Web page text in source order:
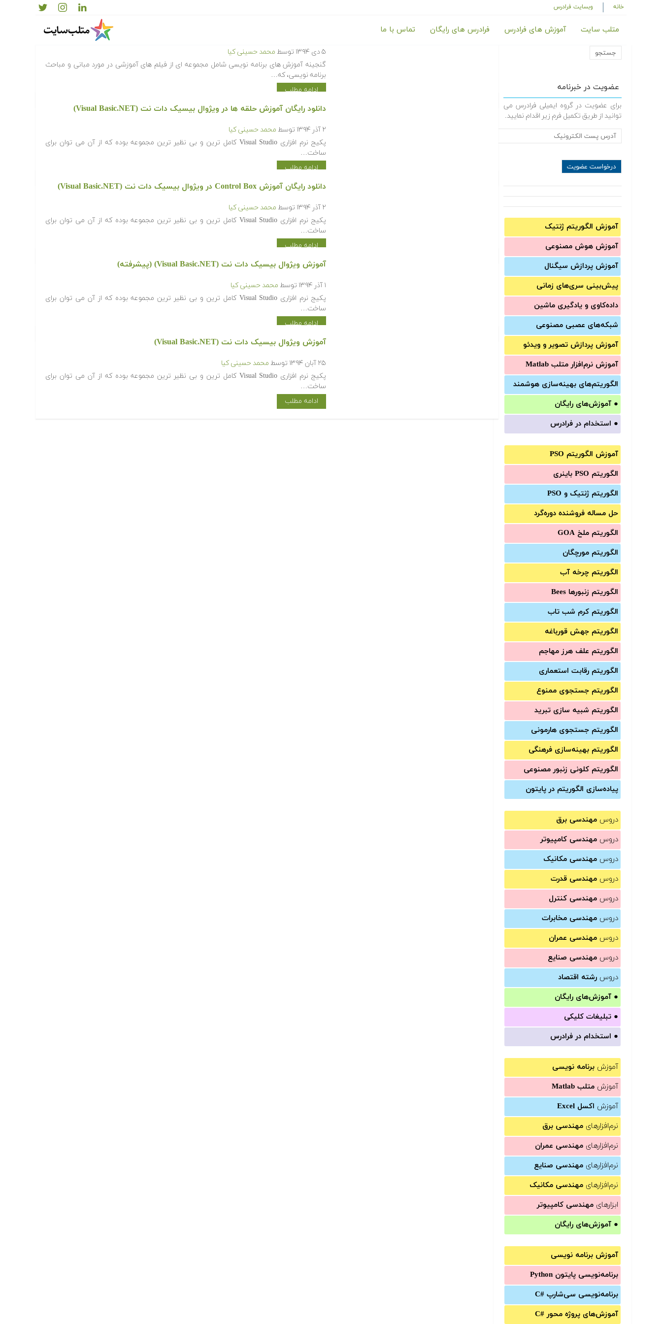
خانه وبسایت فرادرس
متلب سایت آموزش های فرادرس فرادرس های رایگان تماس با ما
عضویت در خبرنامه
برای عضویت در گروه ایمیلی فرادرس می
توانید از طریق تکمیل فرم زیر اقدام نمایید.
آموزش الگوریتم ژنتیک
آموزش‌ هوش مصنوعی
آموزش‌ پردازش سیگنال
پیش‌‌بینی سری‌‌های زمانی
داده‌کاوی و یادگیری ماشین
شبکه‌های عصبی مصنوعی
آموزش‌ پردازش تصویر و ویدئو
آموزش‌ نرم‌افزار متلب Matlab
الگوریتم‌های بهینه‌سازی هوشمند
● آموزش‌های رایگان
● استخدام در فرادرس
آموزش الگوریتم PSO
الگوریتم PSO باینری
الگوریتم ژنتیک و PSO
حل مساله فروشنده دوره‌گرد
الگوریتم ملخ GOA
الگوریتم مورچگان
الگوریتم چرخه آب
الگوریتم زنبورها Bees
الگوریتم کرم شب تاب
الگوریتم جهش قورباغه
الگوریتم علف هرز مهاجم
الگوریتم رقابت استعماری
الگوریتم جستجوی ممنوع
الگوریتم شبیه سازی تبرید
الگوریتم جستجوی هارمونی
الگوریتم بهینه‌سازی فرهنگی
الگوریتم کلونی زنبور مصنوعی
پیاده‌سازی الگوریتم در پایتون
دروس مهندسی برق
دروس مهندسی کامپیوتر
دروس مهندسی مکانیک
دروس مهندسی قدرت
دروس مهندسی کنترل
دروس مهندسی مخابرات
دروس مهندسی عمران
دروس مهندسی صنایع
دروس رشته اقتصاد
● آموزش‌های رایگان
● تبلیغات کلیکی
● استخدام در فرادرس
آموزش برنامه نویسی
آموزش متلب Matlab
آموزش اکسل Excel
نرم‌افزارهای مهندسی برق
نرم‌افزارهای مهندسی عمران
نرم‌افزارهای مهندسی صنایع
نرم‌افزارهای مهندسی مکانیک
ابزارهای مهندسی کامپیوتر
● آموزش‌های رایگان
آموزش برنامه نویسی
برنامه‌نویسی پایتون Python
برنامه‌‌نویسی سی‌شارپ C#‎
آموزش‌های پروژه محور #C
۵ دی ۱۳۹۴ توسط محمد حسینی کیا
گنجینه آموزش های برنامه نویسی شامل مجموعه ای از فیلم های آموزشی در مورد مبانی و مباحث
برنامه نویسی، که…
ادامه مطلب
دانلود رایگان آموزش حلقه ها در ویژوال بیسیک دات نت (Visual Basic.NET)
۲ آذر ۱۳۹۴ توسط محمد حسینی کیا
پکیج نرم افزاری Visual Studio کامل ترین و بی نظیر ترین مجموعه بوده که از آن می توان برای
ساخت…
ادامه مطلب
دانلود رایگان آموزش Control Box در ویژوال بیسیک دات نت (Visual Basic.NET)
۲ آذر ۱۳۹۴ توسط محمد حسینی کیا
پکیج نرم افزاری Visual Studio کامل ترین و بی نظیر ترین مجموعه بوده که از آن می توان برای
ساخت…
ادامه مطلب
آموزش ویژوال بیسیک دات نت (Visual Basic.NET) (پیشرفته)
۱ آذر ۱۳۹۴ توسط محمد حسینی کیا
پکیج نرم افزاری Visual Studio کامل ترین و بی نظیر ترین مجموعه بوده که از آن می توان برای
ساخت…
ادامه مطلب
آموزش ویژوال بیسیک دات نت (Visual Basic.NET)
۲۵ آبان ۱۳۹۴ توسط محمد حسینی کیا
پکیج نرم افزاری Visual Studio کامل ترین و بی نظیر ترین مجموعه بوده که از آن می توان برای
ساخت…
ادامه مطلب